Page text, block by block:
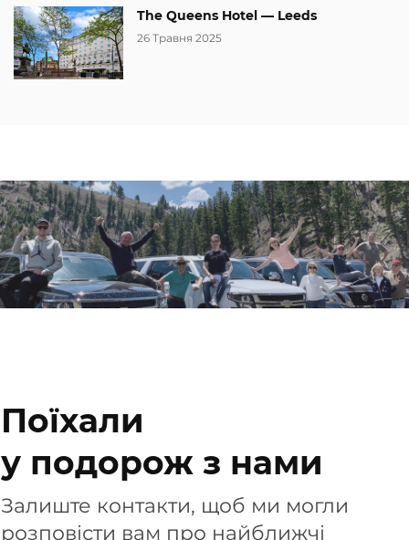
The Queens Hotel — Leeds
26 Травня 2025
Поїхали
у подорож з нами
Залиште контакти, щоб ми могли
розповісти вам про найближчі